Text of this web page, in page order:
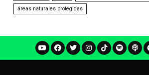
áreas naturales protegidas